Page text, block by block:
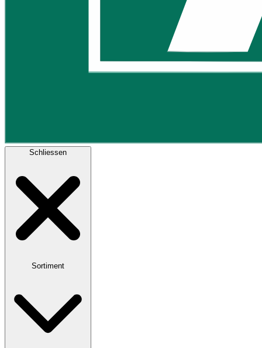
Schliessen
Sortiment